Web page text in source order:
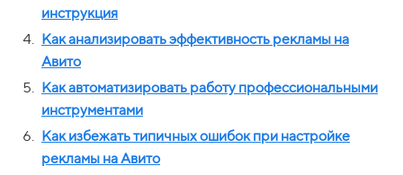
инструкция
Как анализировать эффективность рекламы на
Авито
Как автоматизировать работу профессиональными
инструментами
Как избежать типичных ошибок при настройке
рекламы на Авито